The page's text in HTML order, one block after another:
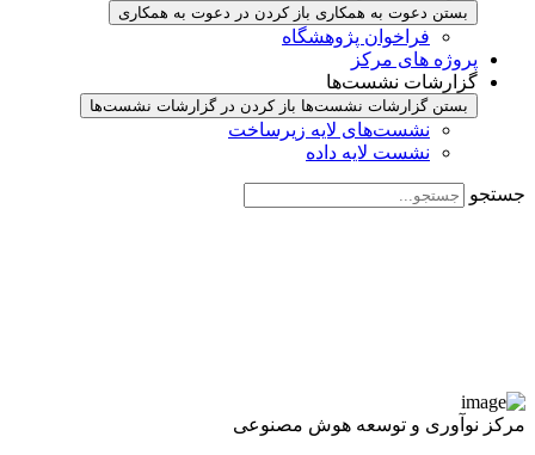
بستن دعوت به همکاری باز کردن در دعوت به همکاری
فراخوان پژوهشگاه
پروژه های مرکز
گزارشات نشست‌ها
بستن گزارشات نشست‌ها باز کردن در گزارشات نشست‌ها
نشست‌‌های لایه زیرساخت
نشست لایه داده
جستجو
مرکز نوآوری و توسعه هوش مصنوعی